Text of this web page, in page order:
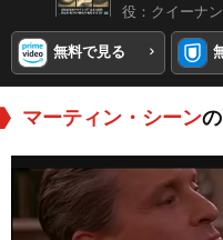
役：クイーナン
無料で見る
マーティン・シーン